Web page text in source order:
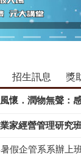
壇活動
招生訊息 獎
懷．潤物無聲：
業家經營管理研究
假企管系系辦上